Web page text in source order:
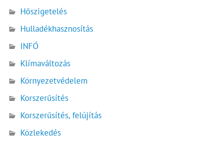
Hőszigetelés
Hulladékhasznosítás
INFÓ
Klímaváltozás
Környezetvédelem
Korszerűsítés
Korszerűsítés, felújítás
Közlekedés